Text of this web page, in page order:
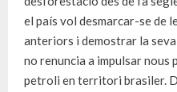
el país vol desmarcar-se de
anteriors i demostrar la
no renuncia a impulsar nous
petroli en territori brasiler.